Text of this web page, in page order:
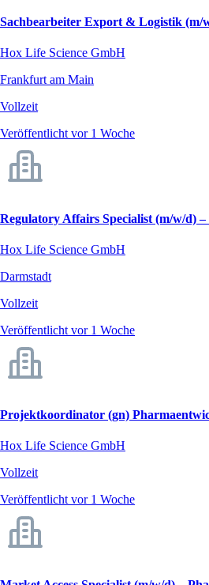
Sachbearbeiter Export & Logistik (m/
Hox Life Science GmbH
Frankfurt am Main
Vollzeit
Veröffentlicht vor 1 Woche
Regulatory Affairs Specialist (m/w/d)
Hox Life Science GmbH
Darmstadt
Vollzeit
Veröffentlicht vor 1 Woche
Projektkoordinator (gn)
Hox Life Science GmbH
Vollzeit
Veröffentlicht vor 1 Woche